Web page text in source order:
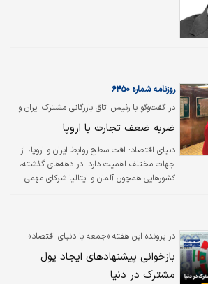
در گفت‌وگو با رئیس اتاق بازرگانی مشترک ایران و
روزنامه شماره ۶۴۵۰
ضربه ضعف تجارت با اروپا
دنیای اقتصاد: افت سطح روابط ایران و اروپا، از
جهات مختلف اهمیت دارد. در دهه‌های گذشته،
کشورهایی همچون آلمان و ایتالیا شرکای مهمی
ماشین‌آلات مدرن محسوب می‌شد.
در پرونده این هفته «جمعه با دنیای اقتصاد»
بررسی شد؛
بازخوانی پیشنهادهای ایجاد پول
مشترک در دنیا